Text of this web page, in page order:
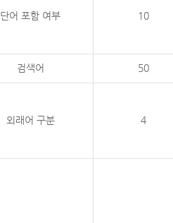
단어 포함 여부 10
검색어 50
외래어 구분 4